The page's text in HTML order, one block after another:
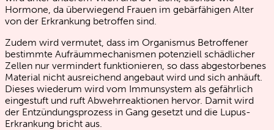
Hormone, da überwiegend Frauen im gebärfähigen Alter
von der Erkrankung betroffen sind.
Zudem wird vermutet, dass im Organismus Betroffener
bestimmte Aufräummechanismen potenziell schädlicher
Zellen nur vermindert funktionieren, so dass abgestorbenes
Material nicht ausreichend angebaut wird und sich anhäuft.
Dieses wiederum wird vom Immunsystem als gefährlich
eingestuft und ruft Abwehrreaktionen hervor. Damit wird
der Entzündungsprozess in Gang gesetzt und die Lupus-
Erkrankung bricht aus.